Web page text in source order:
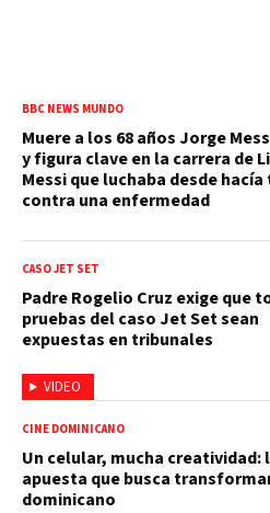
BBC NEWS MUNDO
Muere a los 68 años Jorge
y figura clave en la carrera de
Messi que luchaba desde
contra una enfermedad
VIDEO
CASO JET SET
Padre Rogelio Cruz exige que
pruebas del caso Jet Set sean
expuestas en tribunales
CINE DOMINICANO
Un celular, mucha creatividad:
apuesta que busca
dominicano